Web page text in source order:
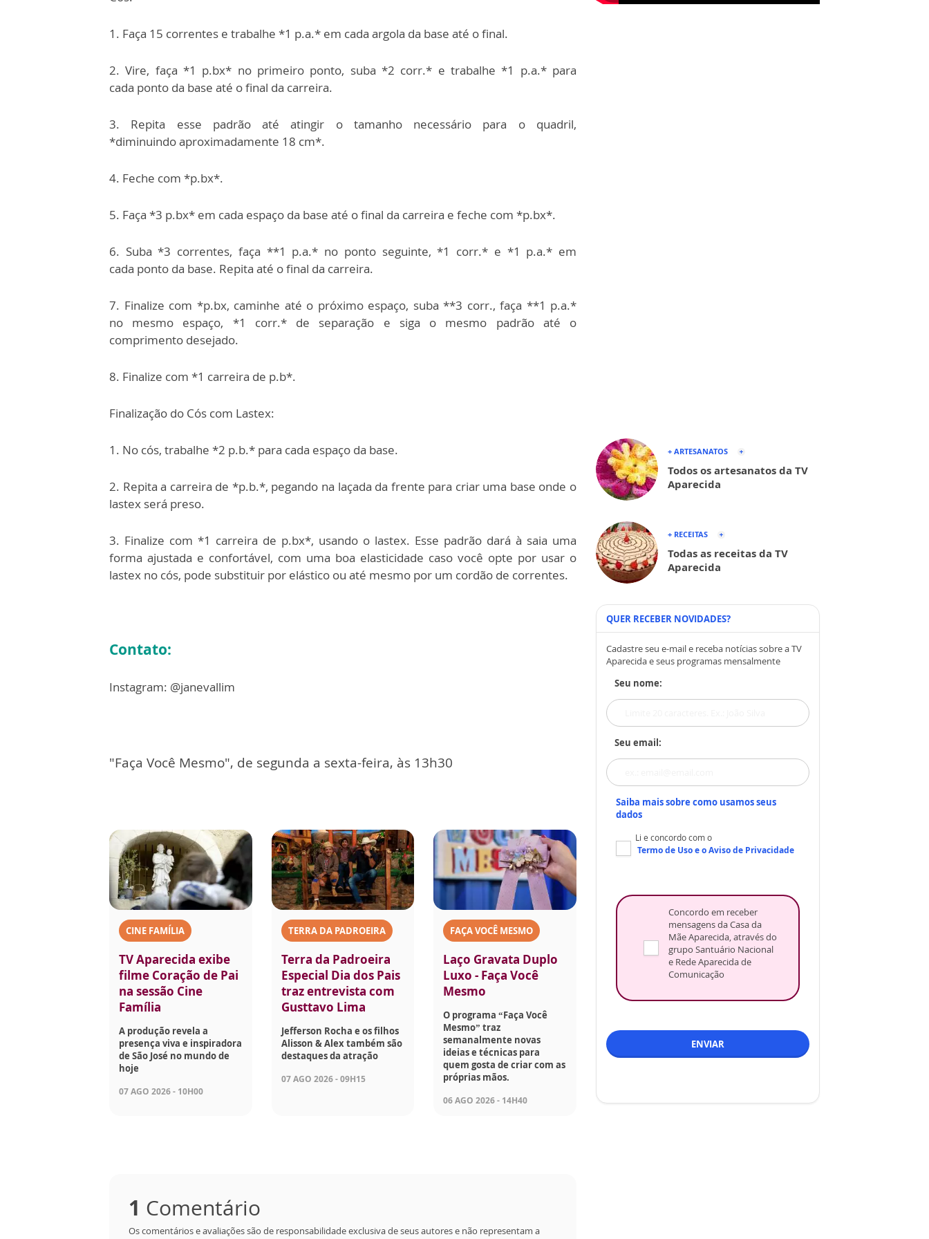
1. Faça 15 correntes e trabalhe *1 p.a.* em cada argola da base até o final.
2. Vire, faça *1 p.bx* no primeiro ponto, suba *2 corr.* e trabalhe *1 p.a.* para
cada ponto da base até o final da carreira.
3. Repita esse padrão até atingir o tamanho necessário para o quadril,
*diminuindoaproximadamente 18 cm*.
4. Feche com *p.bx*.
5. Faça *3 p.bx* em cada espaço da base até o final da carreira e feche com *p.bx*.
6. Suba *3 correntes, faça **1 p.a.* no ponto seguinte, *1 corr.* e *1 p.a.* em
cada ponto da base. Repita até o final da carreira.
7. Finalize com *p.bx, caminhe até o próximo espaço, suba **3 corr., faça **1 p.a.*
no mesmo espaço, *1 corr.* de separação e siga o mesmo padrão até o
comprimento desejado.
8. Finalize com *1 carreira de p.b*.
Finalização do Cós com Lastex:
1. No cós, trabalhe *2 p.b.* para cada espaço da base.
2. Repita a carreira de *p.b.*, pegando na laçada da frente para criar uma base onde o
lastex será preso.
3. Finalize com *1 carreira de p.bx*, usando o lastex. Esse padrão dará à saia uma
forma ajustada e confortável, com uma boa elasticidade caso você opte por usar o
lastex no cós, pode substituir por elástico ou até mesmo por um cordão de correntes.
Contato:
Instagram: @janevallim
"Faça Você Mesmo", de segunda a sexta-feira, às 13h30
CINE FAMÍLIA
TV Aparecida exibe
filme Coração de Pai
na sessão Cine
Família
A produção revela a
presença viva e inspiradora
de São José no mundo de
hoje
07 AGO 2026 - 10H00
TERRA DA PADROEIRA
Terra da Padroeira
Especial Dia dos Pais
traz entrevista com
Gusttavo Lima
Jefferson Rocha e os filhos
Alisson & Alex também são
destaques da atração
07 AGO 2026 - 09H15
FAÇA VOCÊ MESMO
Laço Gravata Duplo
Luxo - Faça Você
Mesmo
O programa “Faça Você
Mesmo” traz
semanalmente novas
ideias e técnicas para
quem gosta de criar com as
próprias mãos.
06 AGO 2026 - 14H40
1 Comentário
Os comentários e avaliações são de responsabilidade exclusiva de seus autores e não representam a
+ ARTESANATOS
Todos os artesanatos da TV
Aparecida
+ RECEITAS
Todas as receitas da TV
Aparecida
QUER RECEBER NOVIDADES?
Cadastre seu e-mail e receba notícias sobre a TV
Aparecida e seus programas mensalmente
Seu nome:
Seu email:
Saiba mais sobre como usamos seus
dados
Li e concordo com o
Termo de Usoe oAviso de Privacidade
Concordo em receber
mensagens da Casa da
Mãe Aparecida, através do
grupo Santuário Nacional
e Rede Aparecida de
Comunicação
ENVIAR